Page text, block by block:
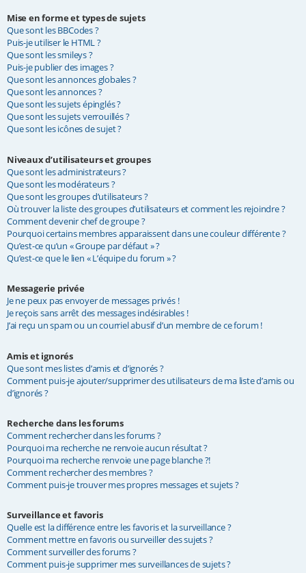
Mise en forme et types de sujets
Que sont les BBCodes ?
Puis-je utiliser le HTML ?
Que sont les smileys ?
Puis-je publier des images ?
Que sont les annonces globales ?
Que sont les annonces ?
Que sont les sujets épinglés ?
Que sont les sujets verrouillés ?
Que sont les icônes de sujet ?
Niveaux d’utilisateurs et groupes
Que sont les administrateurs ?
Que sont les modérateurs ?
Que sont les groupes d’utilisateurs ?
Où trouver la liste des groupes d’utilisateurs et comment les rejoindre ?
Comment devenir chef de groupe ?
Pourquoi certains membres apparaissent dans une couleur différente ?
Qu’est-ce qu’un « Groupe par défaut » ?
Qu’est-ce que le lien « L’équipe du forum » ?
Messagerie privée
Je ne peux pas envoyer de messages privés !
Je reçois sans arrêt des messages indésirables !
J’ai reçu un spam ou un courriel abusif d’un membre de ce forum !
Amis et ignorés
Que sont mes listes d’amis et d’ignorés ?
Comment puis-je ajouter/supprimer des utilisateurs de ma liste d’amis ou
d’ignorés ?
Recherche dans les forums
Comment rechercher dans les forums ?
Pourquoi ma recherche ne renvoie aucun résultat ?
Pourquoi ma recherche renvoie une page blanche ?!
Comment rechercher des membres ?
Comment puis-je trouver mes propres messages et sujets ?
Surveillance et favoris
Quelle est la différence entre les favoris et la surveillance ?
Comment mettre en favoris ou surveiller des sujets ?
Comment surveiller des forums ?
Comment puis-je supprimer mes surveillances de sujets ?